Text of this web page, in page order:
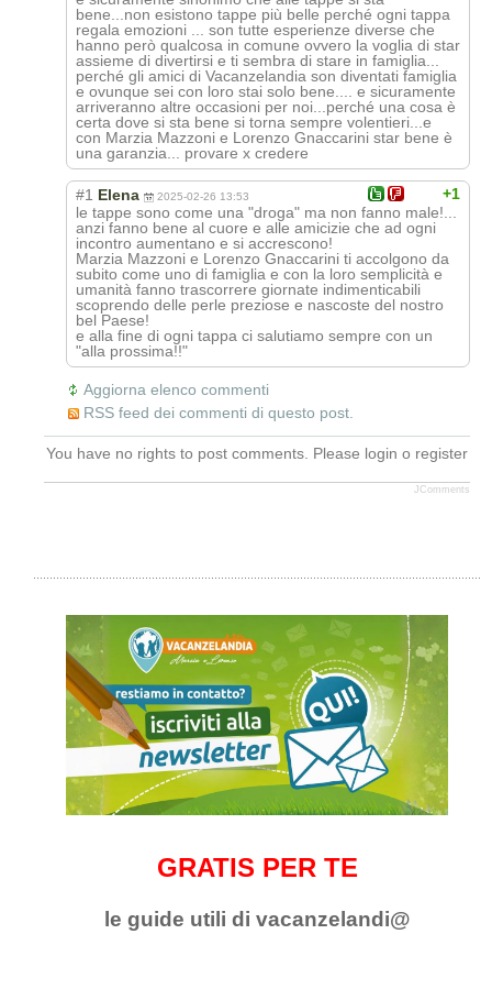
bene...non esistono tappe più belle perché ogni tappa
regala emozioni ... son tutte esperienze diverse che
hanno però qualcosa in comune ovvero la voglia di star
assieme di divertirsi e ti sembra di stare in famiglia...
perché gli amici di Vacanzelandia son diventati famiglia
e ovunque sei con loro stai solo bene.... e sicuramente
arriveranno altre occasioni per noi...perché una cosa è
certa dove si sta bene si torna sempre volentieri...e
con Marzia Mazzoni e Lorenzo Gnaccarini star bene è
una garanzia... provare x credere
+1
#1 Elena 2025-02-26 13:53
le tappe sono come una "droga" ma non fanno male!...
anzi fanno bene al cuore e alle amicizie che ad ogni
incontro aumentano e si accrescono!
Marzia Mazzoni e Lorenzo Gnaccarini ti accolgono da
subito come uno di famiglia e con la loro semplicità e
umanità fanno trascorrere giornate indimenticabili
scoprendo delle perle preziose e nascoste del nostro
bel Paese!
e alla fine di ogni tappa ci salutiamo sempre con un
"alla prossima!!"
Aggiorna elenco commenti
RSS feed dei commenti di questo post.
You have no rights to post comments. Please login o register
JComments
GRATIS PER TE
le guide utili di vacanzelandi@